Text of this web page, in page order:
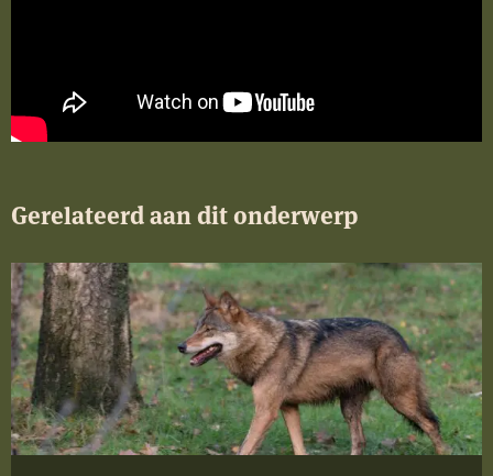
Gerelateerd aan dit onderwerp